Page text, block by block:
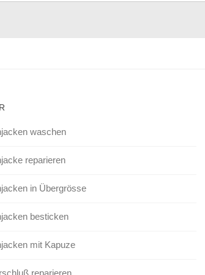
waschen
reparieren
in Übergrösse
besticken
mit Kapuze
reparieren